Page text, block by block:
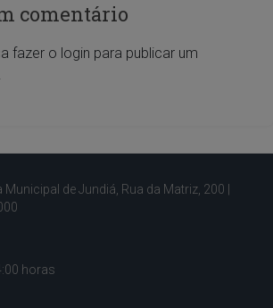
comentário
fazer o login para publicar um
Municipal de Jundiá, Rua da Matriz, 200 |
horas